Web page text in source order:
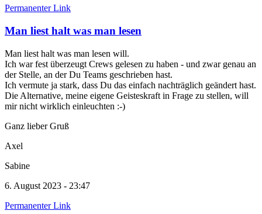
Permanenter Link
Man liest halt was man lesen
Man liest halt was man lesen will.
Ich war fest überzeugt Crews gelesen zu haben - und zwar genau an
der Stelle, an der Du Teams geschrieben hast.
Ich vermute ja stark, dass Du das einfach nachträglich geändert hast.
Die Alternative, meine eigene Geisteskraft in Frage zu stellen, will
mir nicht wirklich einleuchten :-)
Ganz lieber Gruß
Axel
Sabine
6. August 2023 - 23:47
Permanenter Link